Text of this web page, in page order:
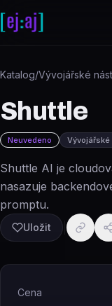
Katalog/Vývojářské
Shuttle
Neuvedeno
Shuttle AI je
nasazuje
promptu.
Uložit
Cena